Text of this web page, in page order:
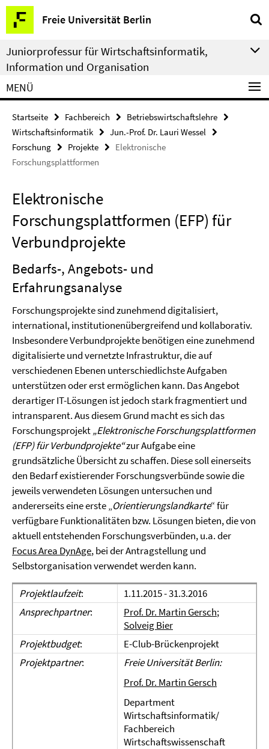
Springe
direkt
zu
Inhalt
Freie Universität Berlin
Service-
Navigation
Juniorprofessur für Wirtschaftsinformatik,
Information und Organisation
MENÜ
Startseite Fachbereich
Betriebswirtschaftslehre
Wirtschaftsinformatik
Jun.-Prof. Dr. Lauri Wessel
Forschung
Projekte
Elektronische
Forschungsplattformen
Elektronische
Forschungsplattformen (EFP) für
Verbundprojekte
Bedarfs-, Angebots- und
Erfahrungsanalyse
Forschungsprojekte sind zunehmend digitalisiert,
international, institutionenübergreifend und kollaborativ.
Insbesondere Verbundprojekte benötigen eine zunehmend
digitalisierte und vernetzte Infrastruktur, die auf
verschiedenen Ebenen unterschiedlichste Aufgaben
unterstützen oder erst ermöglichen kann. Das Angebot
derartiger IT-Lösungen ist jedoch stark fragmentiert und
intransparent. Aus diesem Grund macht es sich das
Forschungsprojekt„Elektronische Forschungsplattformen
(EFP) für Verbundprojekte“zur Aufgabe eine
grundsätzliche Übersicht zu schaffen. Diese soll einerseits
den Bedarf existierender Forschungsverbünde sowie die
jeweils verwendeten Lösungen untersuchen und
andererseits eine erste „Orientierungslandkarte“ für
verfügbare Funktionalitäten bzw. Lösungen bieten, die von
aktuell entstehenden Forschungsverbünden, u.a. der
Focus Area DynAge, bei der Antragstellung und
Selbstorganisation verwendet werden kann.
Projektlaufzeit:
1.11.2015 - 31.3.2016
Ansprechpartner: Prof. Dr. Martin Gersch;
Solveig Bier
Projektbudget:
E-Club-Brückenprojekt
Projektpartner:
Freie Universität Berlin:
Prof. Dr. Martin Gersch
Department
Wirtschaftsinformatik/
Fachbereich
Wirtschaftswissenschaft